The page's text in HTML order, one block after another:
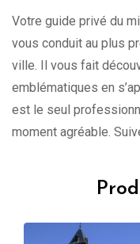
Votre guide privé du
vous conduit au plus
ville. Il vous fait
emblématiques en
est le seul
moment agréable.